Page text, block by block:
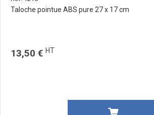
Taloche pointue ABS pure 27 x 17 cm
13,50 € HT